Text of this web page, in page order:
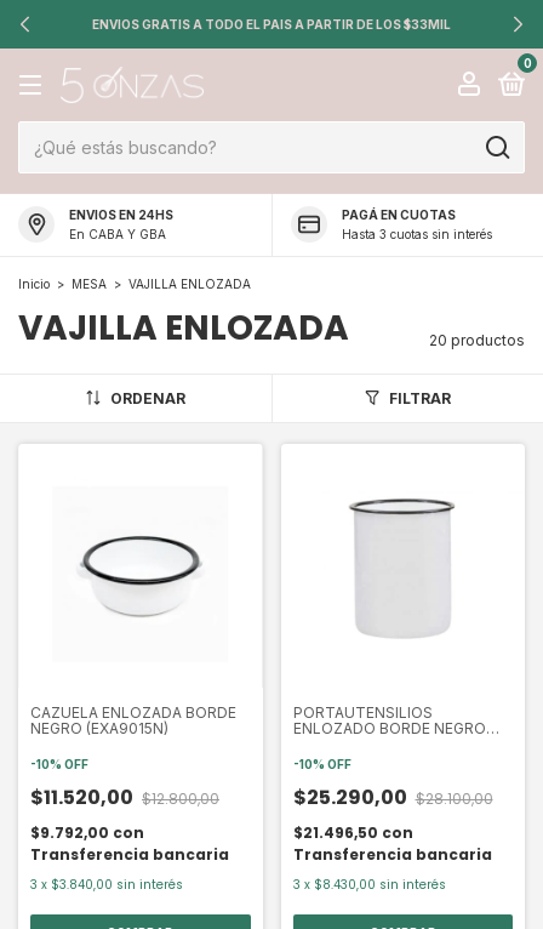
ENVIOS GRATIS A TODO EL PAIS A PARTIR DE LOS $33MIL
0
ENVIOS EN 24HS
En CABA Y GBA
PAGÁ EN CUOTAS
Hasta 3 cuotas sin interés
Inicio > MESA > VAJILLA ENLOZADA
VAJILLA ENLOZADA 20 productos
ORDENAR FILTRAR
CAZUELA ENLOZADA BORDE
NEGRO (EXA9015N)
-10% OFF
$11.520,00 $12.800,00
$9.792,00 con
Transferencia bancaria
3 x $3.840,00 sin interés
PORTAUTENSILIOS
ENLOZADO BORDE NEGRO
-10% OFF
$25.290,00 $28.100,00
$21.496,50 con
Transferencia bancaria
3 x $8.430,00 sin interés